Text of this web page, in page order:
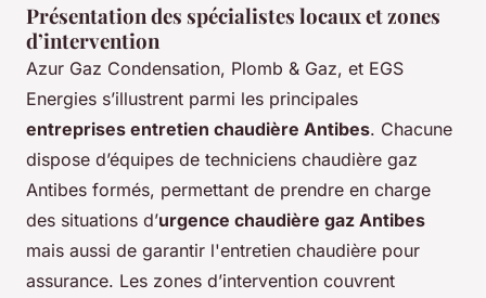
Présentation des spécialistes locaux et zones
d’intervention
Azur Gaz Condensation, Plomb & Gaz, et EGS
Energies s’illustrent parmi les principales
entreprises entretien chaudière Antibes. Chacune
dispose d’équipes de techniciens chaudière gaz
Antibes formés, permettant de prendre en charge
des situations d’urgence chaudière gaz Antibes
mais aussi de garantir l'entretien chaudière pour
assurance. Les zones d’intervention couvrent